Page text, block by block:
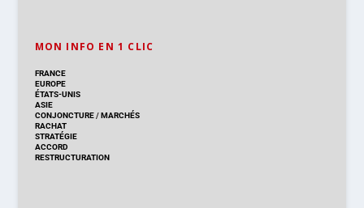
MON INFO EN 1 CLIC
FRANCE
EUROPE
ÉTATS-UNIS
ASIE
CONJONCTURE/MARCHÉS
RACHAT
STRATÉGIE
ACCORD
RESTRUCTURATION